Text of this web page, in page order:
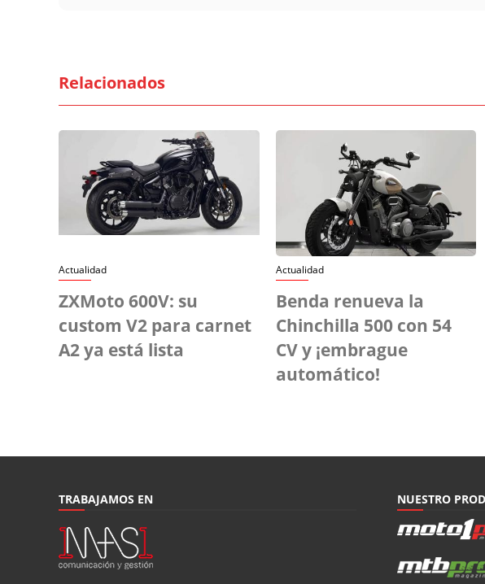
Relacionados
Actualidad
ZXMoto 600V: su
custom V2 para carnet
A2 ya está lista
Actualidad
Benda renueva la
Chinchilla 500 con 54
CV y ¡embrague
automático!
TRABAJAMOS EN NUESTRO